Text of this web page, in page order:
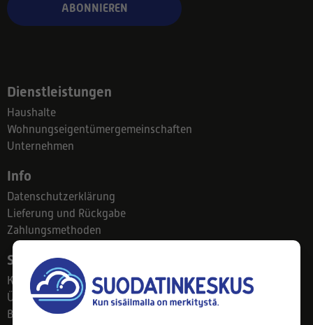
ABONNIEREN
Dienstleistungen
Haushalte
Wohnungseigentümergemeinschaften
Unternehmen
Info
Datenschutzerklärung
Lieferung und Rückgabe
Zahlungsmethoden
Suodatinkeskus
Kontakt
Über uns
Blog